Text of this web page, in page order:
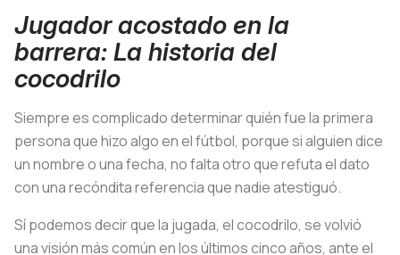
Jugador acostado en la
barrera: La historia del
cocodrilo
Siempre es complicado determinar quién fue la primera
persona que hizo algo en el fútbol, porque si alguien dice
un nombre o una fecha, no falta otro que refuta el dato
con una recóndita referencia que nadie atestiguó.
Sí podemos decir que la jugada, el cocodrilo, se volvió
una visión más común en los últimos cinco años, ante el